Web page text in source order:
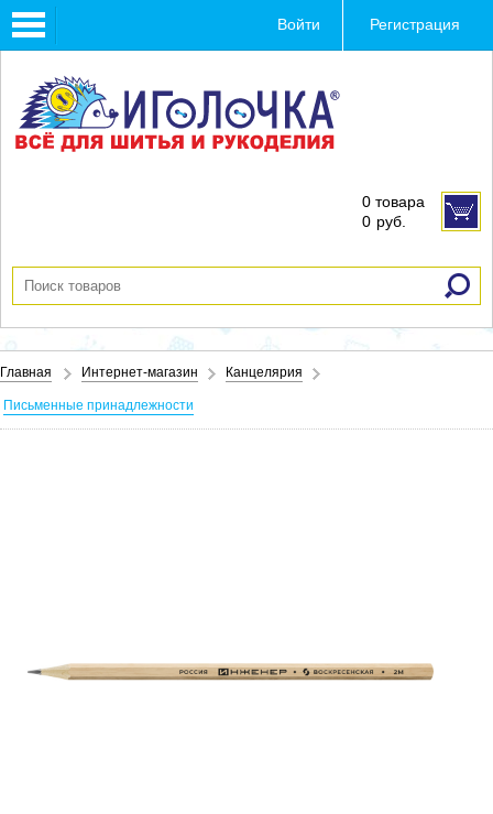
Toggle
navigation
Войти Регистрация
0 товара
0 руб.
Главная Интернет-магазин Канцелярия
Письменные принадлежности